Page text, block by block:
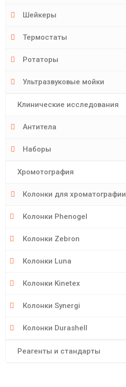
Шейкеры
Термостаты
Ротаторы
Ультразвуковые мойки
Клинические исследования
Антитела
Наборы
Хромотография
Колонки для хроматографии
Колонки Phenogel
Колонки Zebron
Колонки Luna
Колонки Kinetex
Колонки Synergi
Колонки Durashell
Реагенты и стандарты